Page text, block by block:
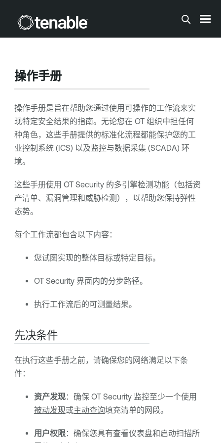
操作手册
操作手册是旨在帮助您通过使用可操作的工作流来实
现特定安全结果的指南。无论您在 OT 组织中担任何
种角色，这些手册提供的标准化流程都能保护您的工
业控制系统 (ICS) 以及监控与数据采集 (SCADA) 环
境。
这些手册使用 OT Security的多引擎检测功能（包括资
产清单、漏洞管理和威胁检测），以帮助您保持弹性
态势。
每个工作流都包含以下内容：
您试图实现的整体目标或特定目标。
OT Security界面内的分步路径。
执行工作流后的可测量结果。
先决条件
在执行这些手册之前，请确保您的网络满足以下条
件：
资产发现：确保 OT Security监控至少一个使用
被动发现或主动查询填充清单的网段。
用户权限：确保您具有查看仪表盘和启动扫描所